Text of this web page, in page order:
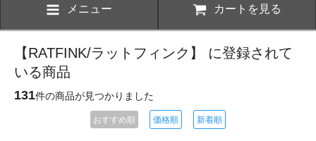
メニュー カートを見る
【RATFINK/ラットフィンク】 に登録されて
いる商品
131件の商品が見つかりました
おすすめ順 価格順 新着順